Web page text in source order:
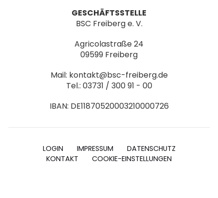
GESCHÄFTSSTELLE
BSC Freiberg e. V.
Agricolastraße 24
09599 Freiberg
Mail: kontakt@bsc-freiberg.de
Tel.: 03731 / 300 91 - 00
IBAN: DE11870520003210000726
LOGIN IMPRESSUM
DATENSCHUTZ
KONTAKT
COOKIE-EINSTELLUNGEN